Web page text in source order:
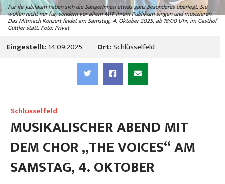
Für ihr Jubiläum haben sich die SängerInnen etwas ganz Besonderes überlegt. Sie
wollen nicht nur für, sondern vor allem MIT ihrem Publikum singen und musizieren.
Das Mitmach-Konzert findet am Samstag, 4. Oktober 2025, ab 18:00 Uhr, im Gasthof
Güttler statt. Foto: Privat
Eingestellt:14.09.2025 Ort:Schlüsselfeld
Schlüsselfeld
MUSIKALISCHER ABEND MIT
DEM CHOR „THE VOICES“ AM
SAMSTAG, 4. OKTOBER